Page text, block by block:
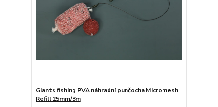
Giants fishing PVA náhradní punčocha Micromesh
Refill 25mm/8m